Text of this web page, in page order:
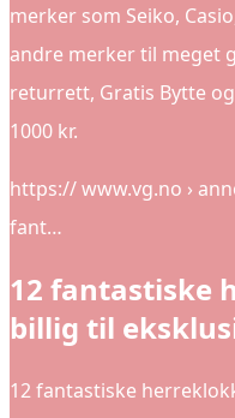
merker som Seiko,
andre merker til meget
returrett, Gratis Bytte
1000 kr.
https:// www.vg.no ›
fant…
12 fantastiske
billig til
12 fantastiske